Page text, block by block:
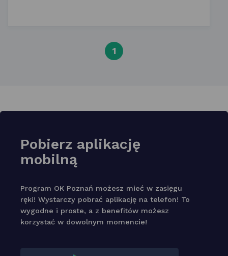
strona numer
1
Pobierz aplikację
mobilną
Program OK Poznań możesz mieć w zasięgu
ręki! Wystarczy pobrać aplikację na telefon! To
wygodne i proste, a z benefitów możesz
korzystać w dowolnym momencie!